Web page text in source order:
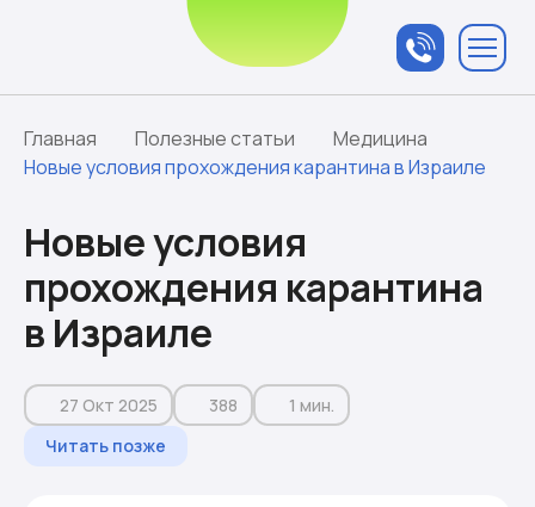
менеджером
Главная Полезные статьи
Медицина
Новые условия прохождения карантина в Израиле
Новые условия
прохождения карантина
в Израиле
Читать позже
27 Окт 2025 388 1 мин.